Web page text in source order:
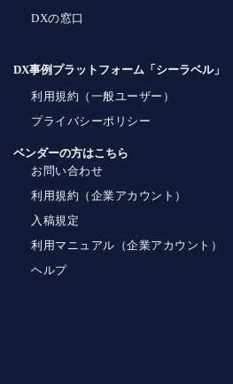
DXの窓口
DX事例プラットフォーム「シーラベル」
利用規約（一般ユーザー）
プライバシーポリシー
ベンダーの方はこちら
お問い合わせ
利用規約（企業アカウント）
入稿規定
利用マニュアル（企業アカウント）
ヘルプ